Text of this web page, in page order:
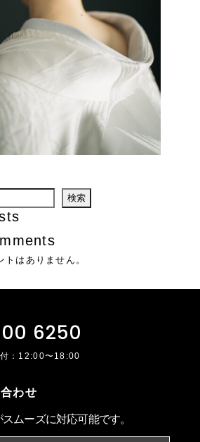
検索
はありません。
6250
：12:00〜18:00
わせ
ムーズに対応可能です。